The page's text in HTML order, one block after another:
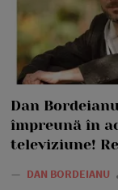
Dan
împreună în
televiziune!
— DAN BORDEIANU